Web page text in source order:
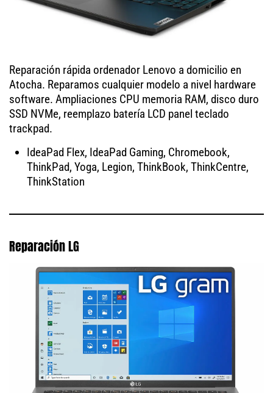
Reparación rápida ordenador Lenovo a domicilio en
Atocha. Reparamos cualquier modelo a nivel hardware
software. Ampliaciones CPU memoria RAM, disco duro
SSD NVMe, reemplazo batería LCD panel teclado
trackpad.
IdeaPad Flex, IdeaPad Gaming, Chromebook,
ThinkPad, Yoga, Legion, ThinkBook, ThinkCentre,
ThinkStation
Reparación LG